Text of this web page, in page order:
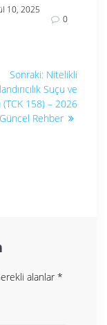
10, 2025
0
Sonraki: Sonraki
yazı:
Nitelikli
Suçu ve
(TCK 158) – 2026
Güncel Rehber
alanlar *